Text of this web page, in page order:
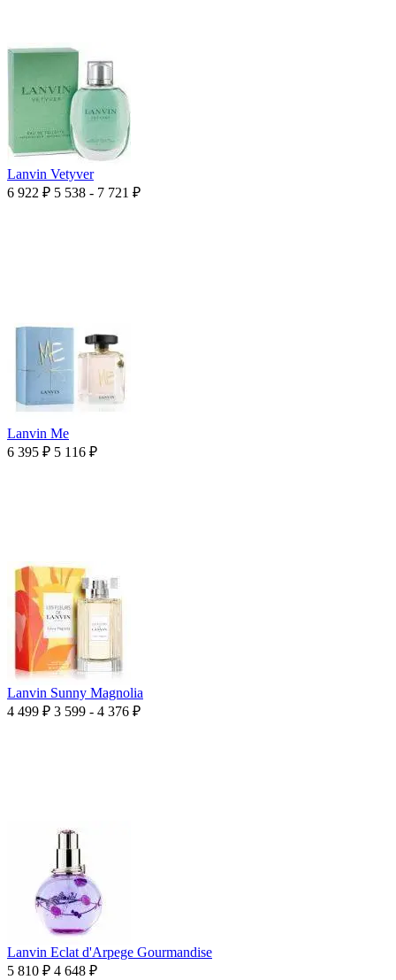
Lanvin Vetyver
6 922 ₽ 5 538 - 7 721 ₽
Lanvin Me
6 395 ₽ 5 116 ₽
Lanvin Sunny Magnolia
4 499 ₽ 3 599 - 4 376 ₽
Lanvin Eclat d'Arpege Gourmandise
5 810 ₽ 4 648 ₽